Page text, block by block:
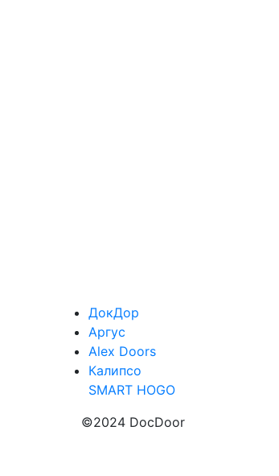
ДокДор
Аргус
Alex Doors
Калипсо
SMART HOGO
©2024 DocDoor